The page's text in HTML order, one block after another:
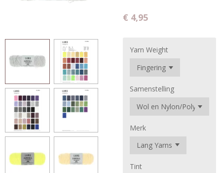
€ 4,95
Yarn Weight
Samenstelling
Merk
Tint